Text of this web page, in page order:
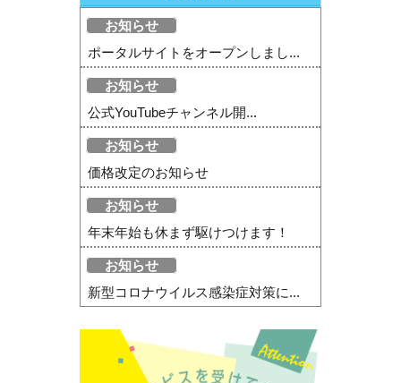
お知らせ
ポータルサイトをオープンしまし...
お知らせ
公式YouTubeチャンネル開...
お知らせ
価格改定のお知らせ
お知らせ
年末年始も休まず駆けつけます！
お知らせ
新型コロナウイルス感染症対策に...